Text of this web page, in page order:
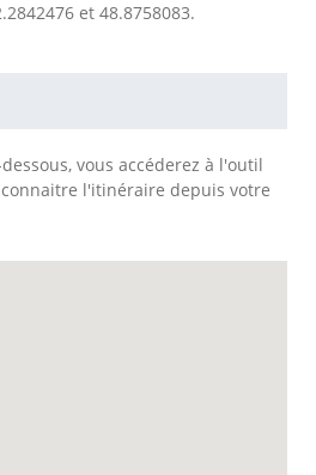
et 48.8758083.
vous accéderez à l'outil
l'itinéraire depuis votre